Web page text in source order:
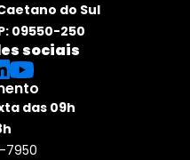
do Sul
09550-250
sociais
das 09h
7950